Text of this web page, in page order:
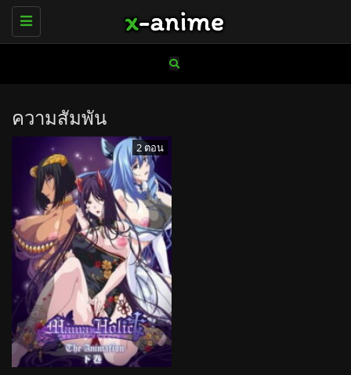
Toggle
navigation
ความสัมพัน
2 ตอน